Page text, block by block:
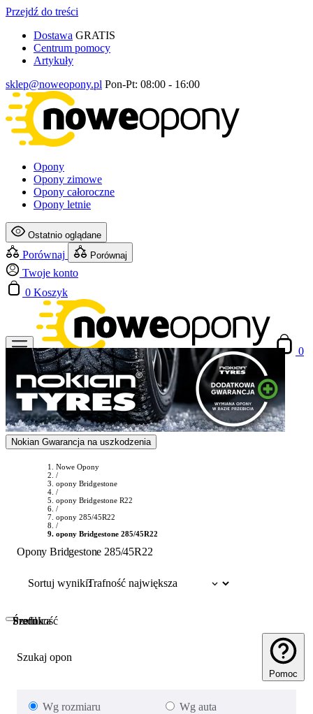
Przejdź do treści
Dostawa GRATIS
Centrum pomocy
Artykuły
sklep@noweopony.pl Pon-Pt: 08:00 - 16:00
Opony
Opony zimowe
Opony całoroczne
Opony letnie
Ostatnio oglądane
Porównaj Porównaj
Twoje konto
0 Koszyk
0
Nokian Gwarancja na uszkodzenia
Nowe Opony
/
opony Bridgestone
/
opony Bridgestone R22
/
opony 285/45R22
/
opony Bridgestone 285/45R22
Opony Bridgestone 285/45R22
Sortuj wyniki:
Szukaj opon
Pomoc
Wg rozmiaru Wg auta
Szerokość
Profil
Średnica